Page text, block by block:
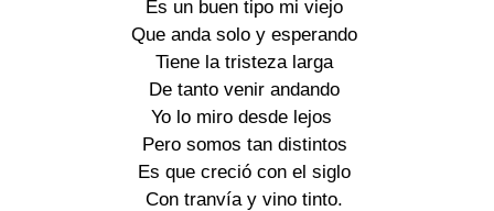
Es un buen tipo mi viejo
Que anda solo y esperando
Tiene la tristeza larga
De tanto venir andando
Yo lo miro desde lejos
Pero somos tan distintos
Es que creció con el siglo
Con tranvía y vino tinto.